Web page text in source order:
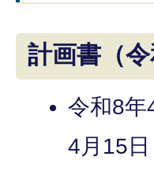
計画書（令
令和8
4月15日